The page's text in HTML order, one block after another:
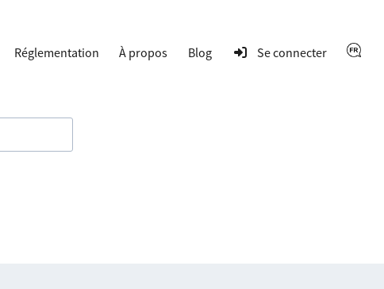
Réglementation À propos Blog Se connecter